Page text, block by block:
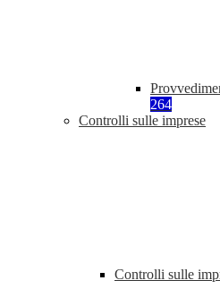
264
Controlli sulle imprese
Controlli sulle